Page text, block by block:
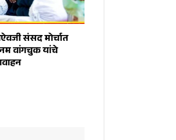
संसद मोर्चात
वांगचुक यांचे